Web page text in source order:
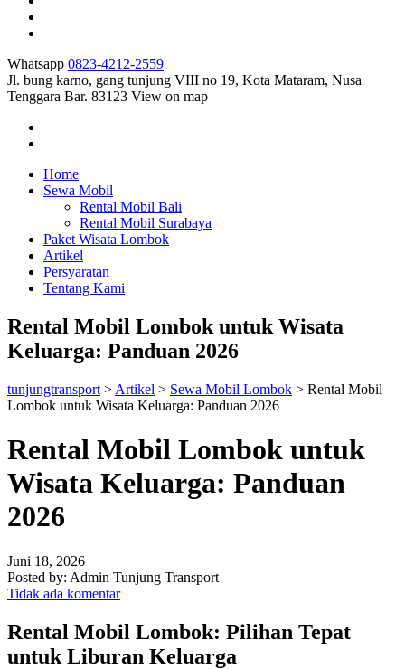
Whatsapp 0823-4212-2559
Jl. bung karno, gang tunjung VIII no 19, Kota Mataram, Nusa
Tenggara Bar. 83123 View on map
Home
Sewa Mobil
Rental Mobil Bali
Rental Mobil Surabaya
Paket Wisata Lombok
Artikel
Persyaratan
Tentang Kami
Rental Mobil Lombok untuk Wisata
Keluarga: Panduan 2026
tunjungtransport > Artikel > Sewa Mobil Lombok > Rental Mobil
Lombok untuk Wisata Keluarga: Panduan 2026
Rental Mobil Lombok untuk
Wisata Keluarga: Panduan
2026
Juni 18, 2026
Posted by: Admin Tunjung Transport
Tidak ada komentar
Rental Mobil Lombok: Pilihan Tepat
untuk Liburan Keluarga